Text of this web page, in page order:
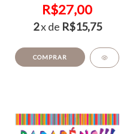
R$27,00
2x de R$15,75
COMPRAR